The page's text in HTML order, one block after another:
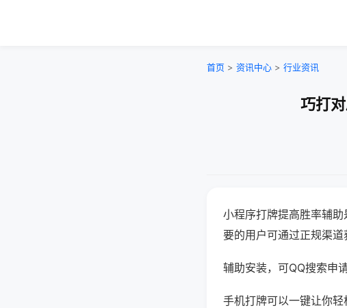
首页 > 资讯中心 > 行业资讯
巧打
小程序打牌提高胜率辅
要的用户可通过正规渠道
辅助安装，可QQ搜索申
手机打牌可以一键让你